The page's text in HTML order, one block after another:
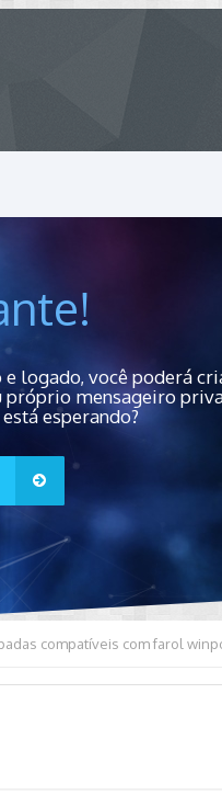
logado, você poderá
próprio mensageiro
esperando?
compatíveis com farol